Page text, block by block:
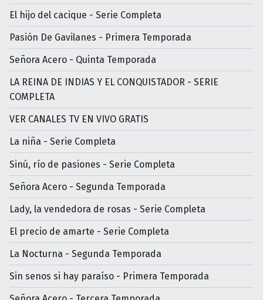
El hijo del cacique - Serie Completa
Pasión De Gavilanes - Primera Temporada
Señora Acero - Quinta Temporada
LA REINA DE INDIAS Y EL CONQUISTADOR - SERIE
COMPLETA
VER CANALES TV EN VIVO GRATIS
La niña - Serie Completa
Sinú, río de pasiones - Serie Completa
Señora Acero - Segunda Temporada
Lady, la vendedora de rosas - Serie Completa
El precio de amarte - Serie Completa
La Nocturna - Segunda Temporada
Sin senos si hay paraíso - Primera Temporada